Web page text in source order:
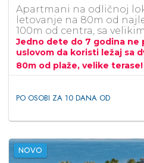
Apartmani na odličnoj
letovanje na 80m od
100m od centra, sa
Jedno dete do 7 godina ne
uslovom da koristi ležaj sa
80m od plaže, velike terase!
PO OSOBI ZA 10 DANA OD
NOVO